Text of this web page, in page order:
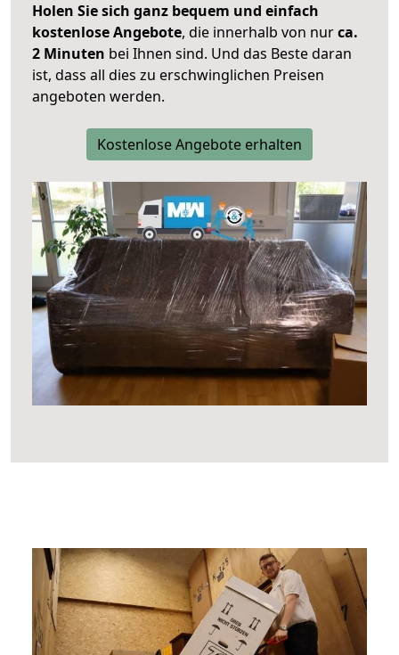
Holen Sie sich ganz bequem und einfach
kostenlose Angebote, die innerhalb von nurca.
2 Minuten bei Ihnen sind. Und das Beste daran
ist, dass all dies zu erschwinglichen Preisen
angeboten werden.
Kostenlose Angebote erhalten